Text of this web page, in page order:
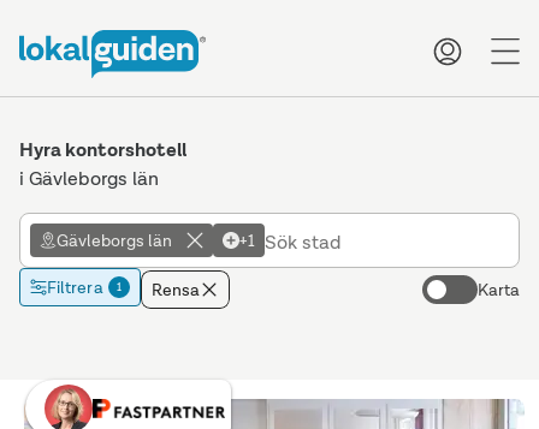
Hyra kontorshotell
i Gävleborgs län
Gävleborgs län +1
Filtrera 1 Rensa Karta